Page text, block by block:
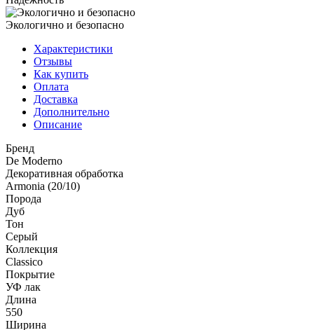
Экологично и безопасно
Характеристики
Отзывы
Как купить
Оплата
Доставка
Дополнительно
Описание
Бренд
De Moderno
Декоративная обработка
Armonia (20/10)
Порода
Дуб
Тон
Серый
Коллекция
Classico
Покрытие
УФ лак
Длина
550
Ширина